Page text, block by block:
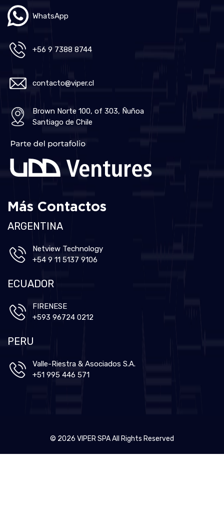
WhatsApp
+56 9 7388 8744
contacto@viper.cl
Brown Norte 100, of 303, Ñuñoa
Santiago de Chile
Más Contactos
ARGENTINA
Netview Technology
+54 9 11 5137 9106
ECUADOR
FIRENESE
+593 96724 0212
PERU
Valle-Riestra & Asociados S.A.
+51 995 446 571
© 2026 VIPER SPA All Rights Reserved